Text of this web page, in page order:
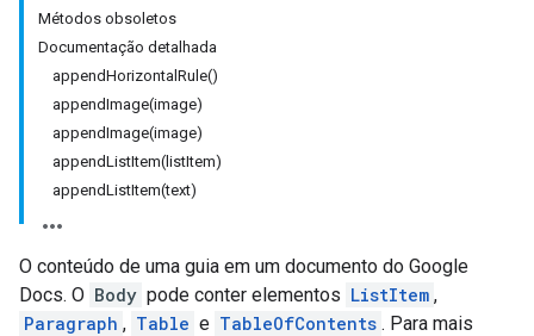
Métodos obsoletos
Documentação detalhada
appendHorizontalRule()
appendImage(image)
appendImage(image)
appendListItem(listItem)
appendListItem(text)
O conteúdo de uma guia em um documento do Google
Docs. O Body pode conter elementos ListItem ,
Paragraph , Table e TableOfContents . Para mais